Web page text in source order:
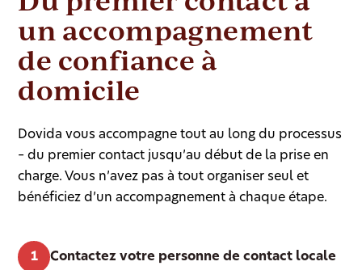
un accompagnement
de confiance à
domicile
Dovida vous accompagne tout au long du processus
– du premier contact jusqu’au début de la prise en
charge. Vous n’avez pas à tout organiser seul et
bénéficiez d’un accompagnement à chaque étape.
Contactez votre personne de contact locale